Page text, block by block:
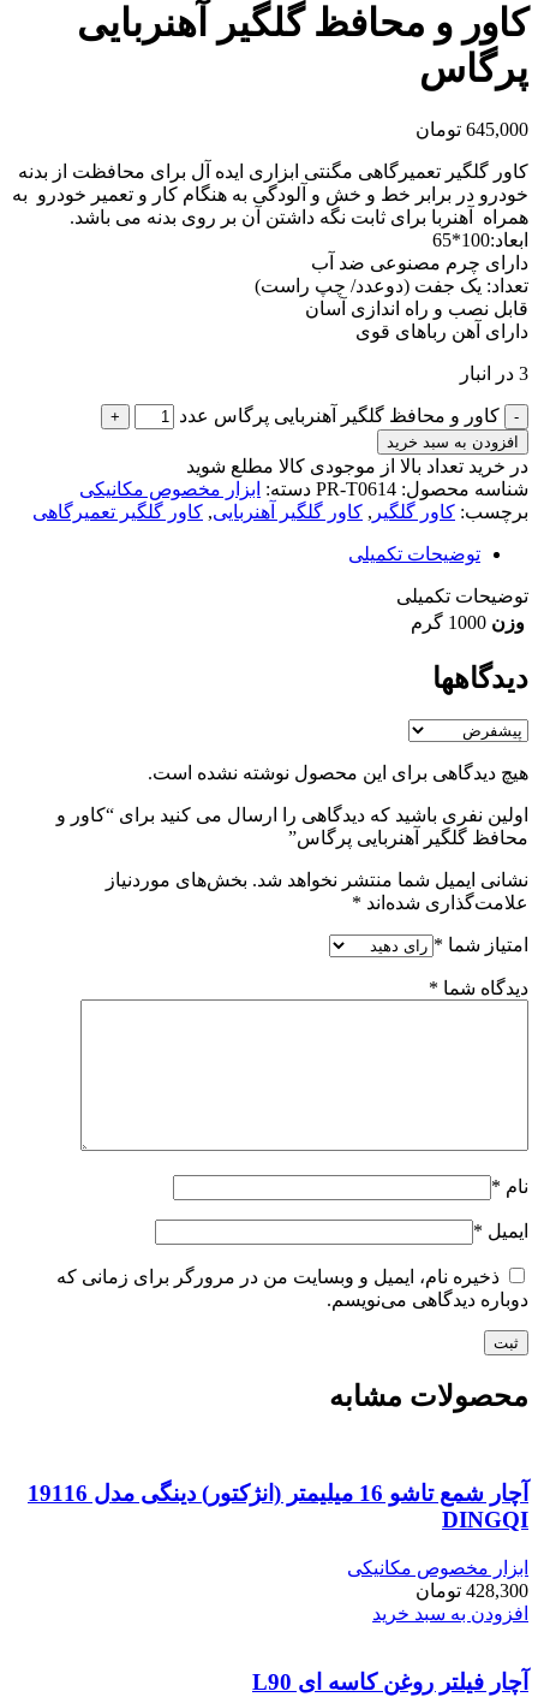
کاور و محافظ گلگیر آهنربایی
پرگاس
645,000 تومان
کاور گلگیر تعمیرگاهی مگنتی ابزاری ایده آل برای محافظت از بدنه
خودرو در برابر خط و خش و آلودگی به هنگام کار و تعمیر خودرو به
همراه آهنربا برای ثابت نگه داشتن آن بر روی بدنه می باشد.
ابعاد:100*65
دارای چرم مصنوعی ضد آب
تعداد: یک جفت (دوعدد/ چپ راست)
قابل نصب و راه اندازی آسان
دارای آهن رباهای قوی
3 در انبار
کاور و محافظ گلگیر آهنربایی پرگاس عدد
افزودن به سبد خرید
در خرید تعداد بالا از موجودی کالا مطلع شوید
شناسه محصول: PR-T0614 دسته: ابزار مخصوص مکانیکی
برچسب: کاور گلگیر , کاور گلگیر آهنربایی, کاور گلگیر تعمیرگاهی
توضیحات تکمیلی
توضیحات تکمیلی
وزن 1000 گرم
دیدگاهها
هیچ دیدگاهی برای این محصول نوشته نشده است.
اولین نفری باشید که دیدگاهی را ارسال می کنید برای “کاور و
محافظ گلگیر آهنربایی پرگاس”
نشانی ایمیل شما منتشر نخواهد شد. بخش‌های موردنیاز
علامت‌گذاری شده‌اند *
امتیاز شما *
دیدگاه شما *
نام *
ایمیل *
ذخیره نام، ایمیل و وبسایت من در مرورگر برای زمانی که
دوباره دیدگاهی می‌نویسم.
محصولات مشابه
آچار شمع تاشو 16 میلیمتر (انژکتور) دینگی مدل 19116
DINGQI
ابزار مخصوص مکانیکی
428,300 تومان
افزودن به سبد خرید
آچار فیلتر روغن کاسه ای L90